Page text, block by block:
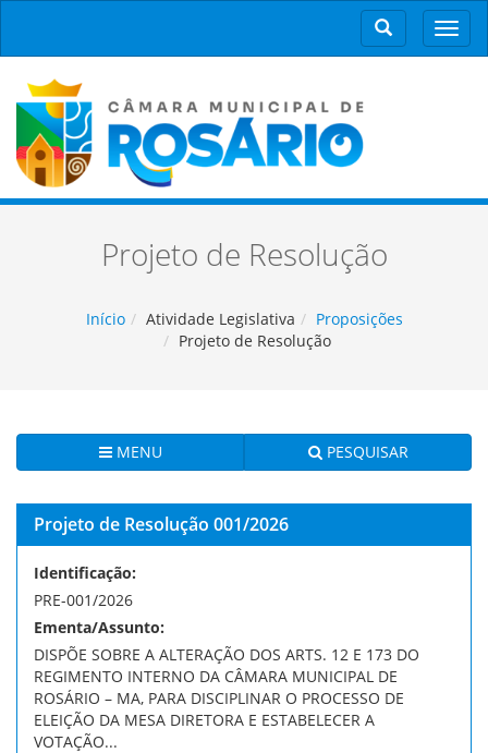
Projeto de Resolução
Início Atividade Legislativa
Proposições
Projeto de Resolução
MENU PESQUISAR
Projeto de Resolução 001/2026
Identificação:
PRE-001/2026
Ementa/Assunto:
DISPÕE SOBRE A ALTERAÇÃO DOS ARTS. 12 E 173 DO
REGIMENTO INTERNO DA CÂMARA MUNICIPAL DE
ROSÁRIO – MA, PARA DISCIPLINAR O PROCESSO DE
ELEIÇÃO DA MESA DIRETORA E ESTABELECER A
VOTAÇÃO...